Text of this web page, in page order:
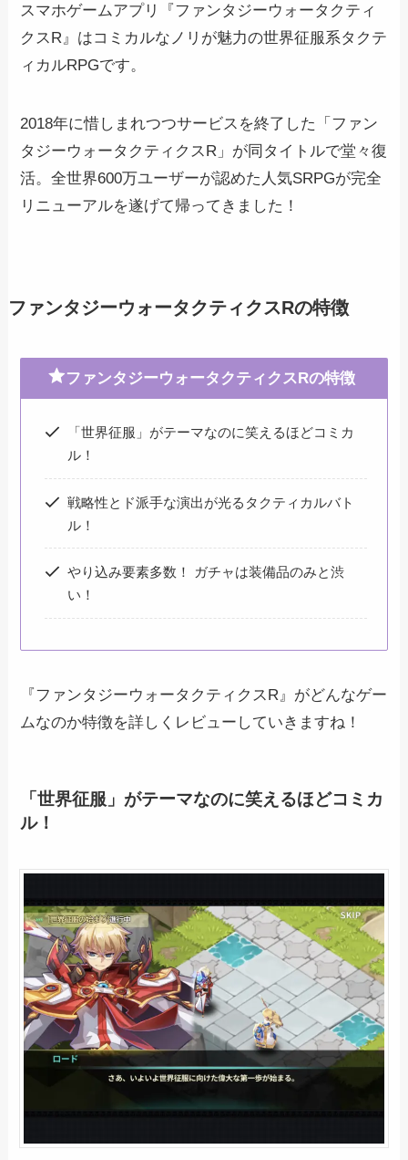
スマホゲームアプリ『ファンタジーウォータクティ
クスR』はコミカルなノリが魅力の世界征服系タクテ
ィカルRPGです。
2018年に惜しまれつつサービスを終了した「ファン
タジーウォータクティクスR」が同タイトルで堂々復
活。全世界600万ユーザーが認めた人気SRPGが完全
リニューアルを遂げて帰ってきました！
ファンタジーウォータクティクスRの特徴
ファンタジーウォータクティクスRの特徴
「世界征服」がテーマなのに笑えるほどコミカ
ル！
戦略性とド派手な演出が光るタクティカルバト
ル！
やり込み要素多数！ ガチャは装備品のみと渋
い！
『ファンタジーウォータクティクスR』がどんなゲー
ムなのか特徴を詳しくレビューしていきますね！
「世界征服」がテーマなのに笑えるほどコミカ
ル！